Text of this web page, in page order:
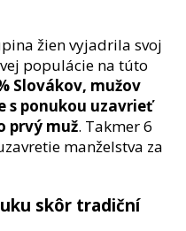
žien vyjadrila svoj
populácie na túto
Slovákov, mužov
s ponukou uzavrieť
prvý muž. Takmer 6
manželstva za
skôr tradiční